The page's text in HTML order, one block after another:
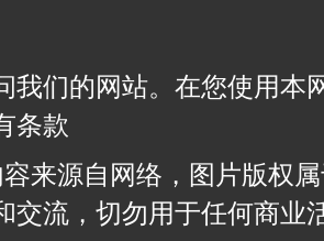
我们的网站。在您使用本
条款
来源自网络，图片版权
交流，切勿用于任何商业